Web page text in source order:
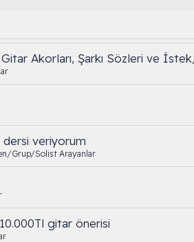
Akorları, Şarkı Sözleri ve
veriyorum
Grup/Solist Arayanlar
gitar önerisi